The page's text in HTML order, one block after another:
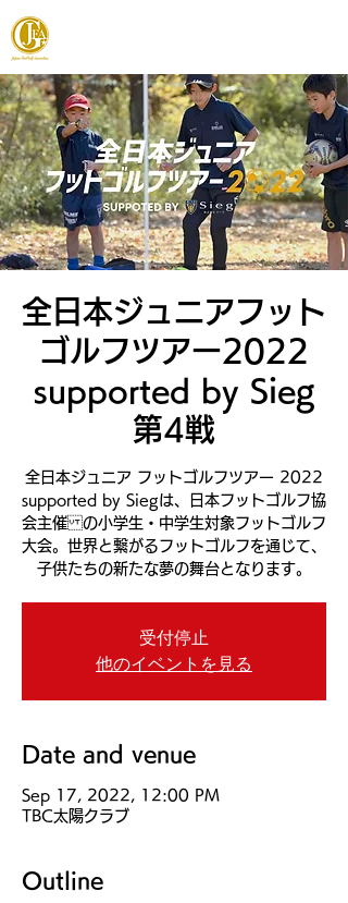
全日本ジュニアフット
ゴルフツアー2022
supported by Sieg
第4戦
全日本ジュニア フットゴルフツアー 2022
supported by Siegは、日本フットゴルフ協
会主催 の小学生・中学生対象フットゴルフ
大会。世界と繋がるフットゴルフを通じて、
子供たちの新たな夢の舞台となります。
受付停止
他のイベントを見る
Date and venue
Sep 17, 2022, 12:00 PM
TBC太陽クラブ
Outline